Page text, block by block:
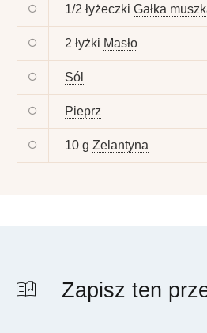
1/2 łyżeczki Gałka
2 łyżki Masło
Sól
Pieprz
10 g Zelantyna
Zapisz ten